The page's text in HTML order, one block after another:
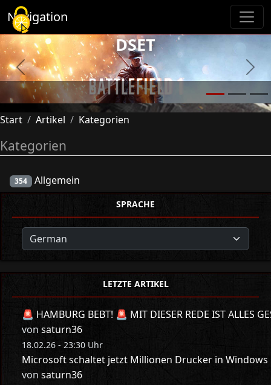
Navigation
Previous Next
DSET
Start Artikel Kategorien
Kategorien
354 Allgemein
SPRACHE
LETZTE ARTIKEL
🚨 HAMBURG BEBT! 🚨 MIT DIESER REDE IST ALLES
von saturn36
18.02.26 - 23:30 Uhr
Microsoft schaltet jetzt Millionen Drucker in Windows
von saturn36
Cookie-Einstellungen